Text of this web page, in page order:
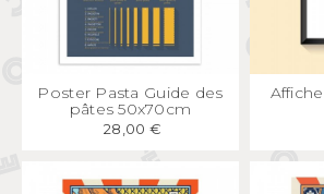
APERÇU RAPIDE
Poster Pasta Guide des
pâtes 50x70cm
28,00 €
APERÇU